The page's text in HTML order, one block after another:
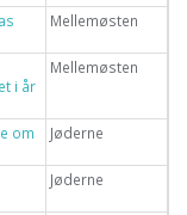
Mellemøsten
i år
Mellemøsten
om
Jøderne
Jøderne